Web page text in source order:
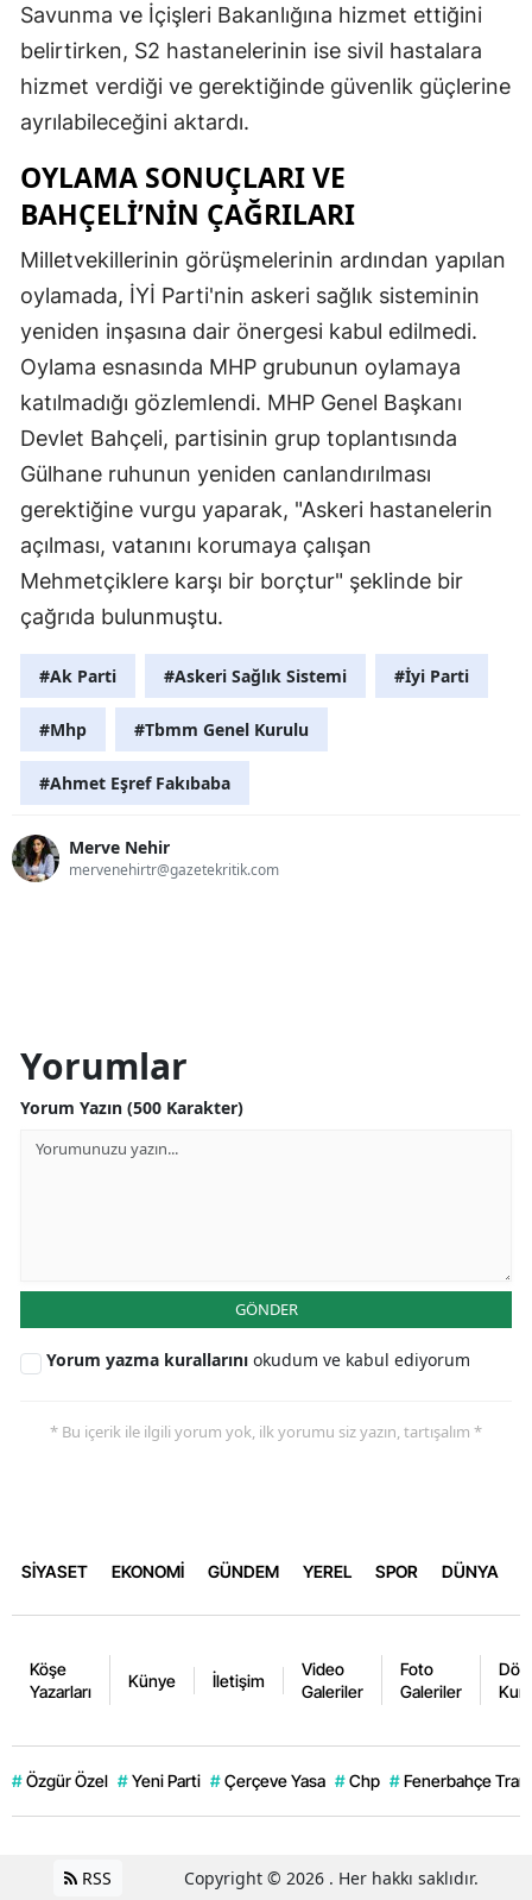
Savunma ve İçişleri Bakanlığına hizmet ettiğini
belirtirken, S2 hastanelerinin ise sivil hastalara
hizmet verdiği ve gerektiğinde güvenlik güçlerine
ayrılabileceğini aktardı.
OYLAMA SONUÇLARI VE
BAHÇELI’NIN ÇAĞRILARI
Milletvekillerinin görüşmelerinin ardından yapılan
oylamada, İYİ Parti'nin askeri sağlık sisteminin
yeniden inşasına dair önergesi kabul edilmedi.
Oylama esnasında MHP grubunun oylamaya
katılmadığı gözlemlendi. MHP Genel Başkanı
Devlet Bahçeli, partisinin grup toplantısında
Gülhane ruhunun yeniden canlandırılması
gerektiğine vurgu yaparak, "Askeri hastanelerin
açılması, vatanını korumaya çalışan
Mehmetçiklere karşı bir borçtur" şeklinde bir
çağrıda bulunmuştu.
#Ak Parti #Askeri Sağlık Sistemi #İyi Parti
#Mhp #Tbmm Genel Kurulu
#Ahmet Eşref Fakıbaba
Merve Nehir
mervenehirtr@gazetekritik.com
Yorumlar
Yorum Yazın (500 Karakter)
GÖNDER
Yorum yazma kurallarını okudum ve kabul ediyorum
* Bu içerik ile ilgili yorum yok, ilk yorumu siz yazın, tartışalım *
SİYASET EKONOMİ GÜNDEM YEREL SPOR DÜNYA
Köşe
Yazarları
Künye İletişim
Video
Galeriler
Foto
Galeriler
# Özgür Özel # Yeni Parti # Çerçeve Yasa # Chp # Fenerbahçe
RSS Copyright © 2026 . Her hakkı saklıdır.